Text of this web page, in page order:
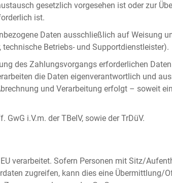
gesetzlich vorgesehen ist oder zur
ist.
Daten ausschließlich auf Weisung
technische Betriebs- und Supportdienstleister).
des Zahlungsvorgangs erforderlichen
die Daten eigenverantwortlich und
und Verarbeitung erfolgt – soweit
i.V.m. der TBelV, sowie der TrDüV.
verarbeitet. Sofern Personen mit Sitz/
zugreifen, kann dies eine Übermittlung/